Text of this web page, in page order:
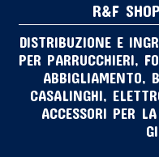
R&F
DISTRIBUZIONE E
PER PARRUCCHIERI,
ABBIGLIAMENTO,
CASALINGHI,
ACCESSORI PER